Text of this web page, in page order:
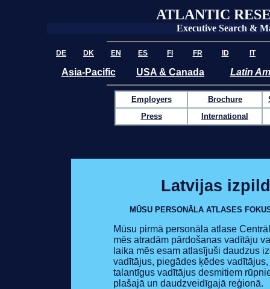
ATLANTIC
Executive Search &
DE DK EN ES FI FR ID IT
Asia-Pacific USA & Canada Latin
Employers Brochure
Press
International
Latvijas
MŪSU PERSONĀLA ATLASES
Mūsu pirmā personāla atlase
mēs atradām pārdošanas vadītāju
laika mēs esam atlasījuši daudzus
vadītājus, piegādes ķēdes
talantīgus vadītājus desmitiem
plašajā un daudzveidīgajā reģionā.